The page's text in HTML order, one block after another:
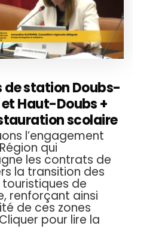
station Doubs-
Haut-Doubs +
scolaire
l’engagement
qui
les contrats de
la transition des
de
renforçant ainsi
de ces zones
pour lire la